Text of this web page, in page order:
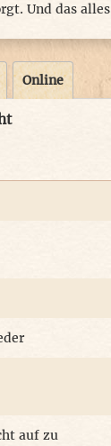
Und das alles
Online
auf zu